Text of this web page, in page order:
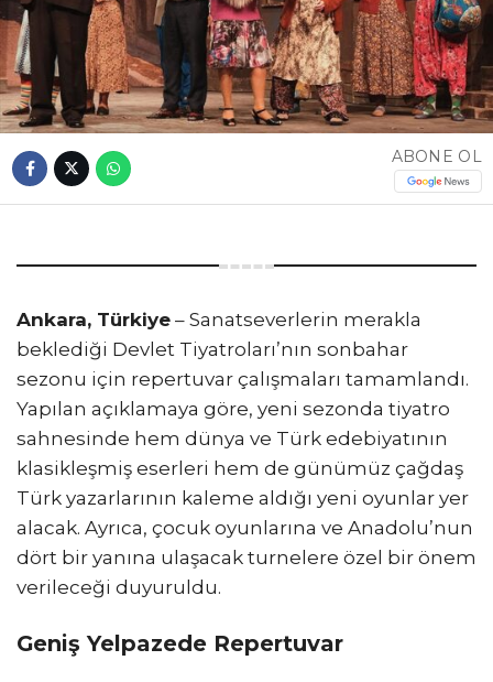
ABONE OL
Ankara, Türkiye – Sanatseverlerin merakla
beklediği Devlet Tiyatroları’nın sonbahar
sezonu için repertuvar çalışmaları tamamlandı.
Yapılan açıklamaya göre, yeni sezonda tiyatro
sahnesinde hem dünya ve Türk edebiyatının
klasikleşmiş eserleri hem de günümüz çağdaş
Türk yazarlarının kaleme aldığı yeni oyunlar yer
alacak. Ayrıca, çocuk oyunlarına ve Anadolu’nun
dört bir yanına ulaşacak turnelere özel bir önem
verileceği duyuruldu.
Geniş Yelpazede Repertuvar